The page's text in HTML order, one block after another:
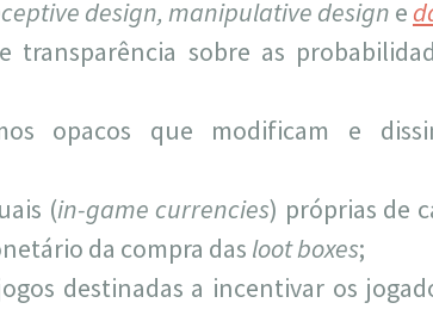
design, manipulative design e
transparência sobre as
opacos que modificam e
(in-game currencies) próprias de
da compra das loot boxes;
destinadas a incentivar os